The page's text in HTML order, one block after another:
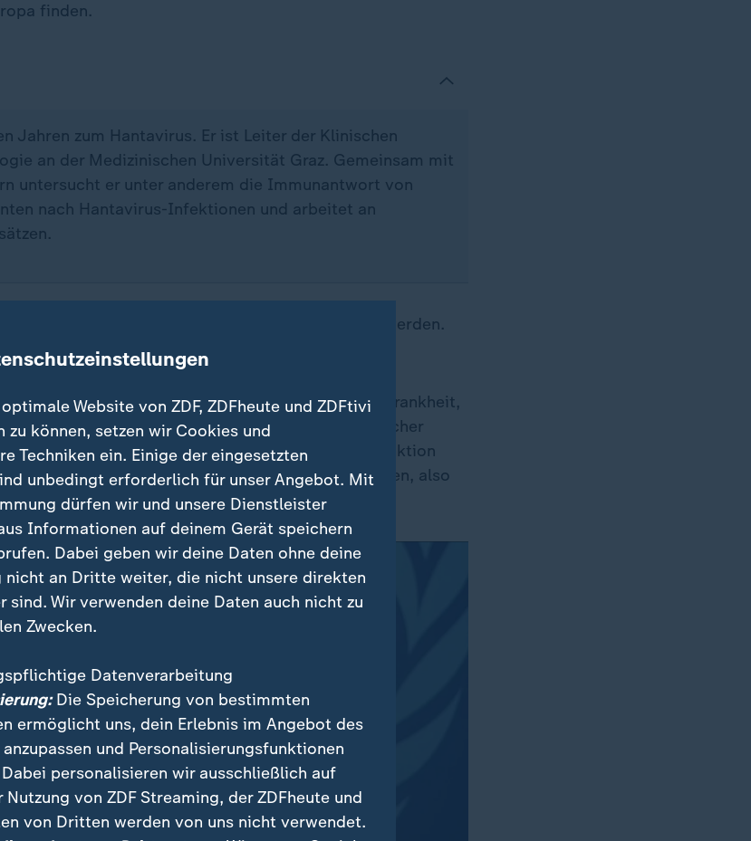
finden.
Jahren zum Hantavirus. Er ist Leiter der Klinischen
an der Medizinischen Universität Graz. Gemeinsam mit
untersucht er unter anderem die Immunantwort von
nach Hantavirus-Infektionen und arbeitet an
kann auch von Mensch zu Mensch übertragen werden.
ab und was macht sie so gefährlich?
mit diesen Andesviren kommt es zu einer Krankheit,
Syndrom nennt. Das ist ein medizinischer
es hier zu einer Beeinträchtigung der Lungenfunktion
Lungenversagen und auch zu einem Herzversagen, also
lebenswichtigen Organen.
Website von ZDF, ZDFheute und ZDFtivi
zu können, setzen wir Cookies und
Techniken ein. Einige der eingesetzten
unbedingt erforderlich für unser Angebot. Mit
dürfen wir und unsere Dienstleister
Informationen auf deinem Gerät speichern
Dabei geben wir deine Daten ohne deine
nicht an Dritte weiter, die nicht unsere direkten
sind. Wir verwenden deine Daten auch nicht zu
Zwecken.
Datenverarbeitung
Die Speicherung von bestimmten
ermöglicht uns, dein Erlebnis im Angebot des
anzupassen und Personalisierungsfunktionen
personalisieren wir ausschließlich auf
Nutzung von ZDF Streaming, der ZDFheute und
von Dritten werden von uns nicht verwendet.